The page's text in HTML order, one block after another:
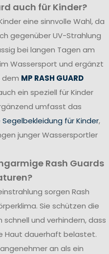
auch für Kinder?
eine sinnvolle Wahl, da
gegenüber UV-Strahlung
bei langen Tagen am
Wassersport und ergänzt
dem MP RASH GUARD
ein speziell für Kinder
umfasst das
für Kinder,
junger Wassersportler
Rash Guards
sorgen Rash
Sie schützen die
und verhindern, dass
Haut dauerhaft belastet.
an als ein